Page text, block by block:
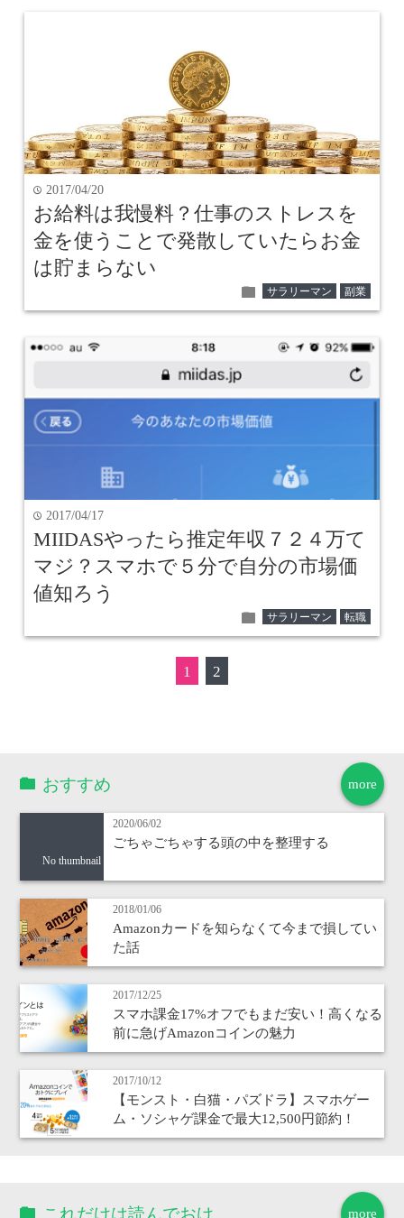
time 2017/04/20
お給料は我慢料？仕事のストレスを
金を使うことで発散していたらお金
は貯まらない
folder サラリーマン 副業
time 2017/04/17
MIIDASやったら推定年収７２４万て
マジ？スマホで５分で自分の市場価
値知ろう
folder サラリーマン 転職
1 2
more
おすすめ
No thumbnail
2020/06/02
ごちゃごちゃする頭の中を整理する
2018/01/06
Amazonカードを知らなくて今まで損してい
た話
2017/12/25
スマホ課金17%オフでもまだ安い！高くなる
前に急げAmazonコインの魅力
2017/10/12
【モンスト・白猫・パズドラ】スマホゲー
ム・ソシャゲ課金で最大12,500円節約！
more
これだけは読んでおけ